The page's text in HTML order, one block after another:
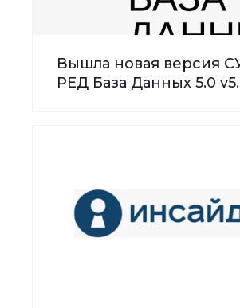
Вышла новая версия
РЕД База Данных 5.0